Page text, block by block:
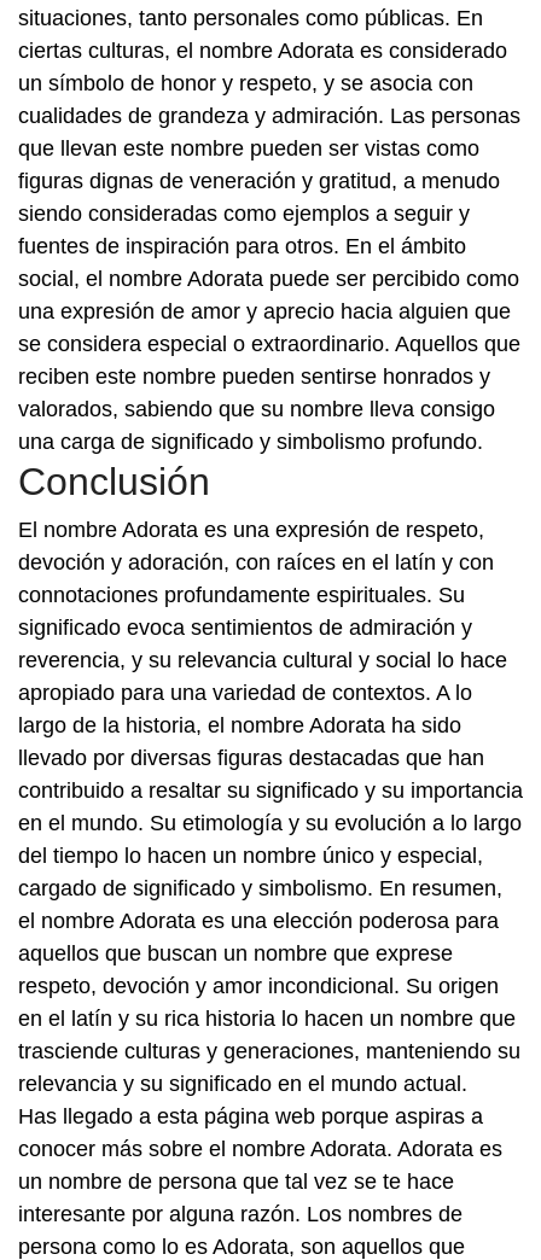
situaciones, tanto personales como públicas. En
ciertas culturas, el nombre Adorata es considerado
un símbolo de honor y respeto, y se asocia con
cualidades de grandeza y admiración. Las personas
que llevan este nombre pueden ser vistas como
figuras dignas de veneración y gratitud, a menudo
siendo consideradas como ejemplos a seguir y
fuentes de inspiración para otros. En el ámbito
social, el nombre Adorata puede ser percibido como
una expresión de amor y aprecio hacia alguien que
se considera especial o extraordinario. Aquellos que
reciben este nombre pueden sentirse honrados y
valorados, sabiendo que su nombre lleva consigo
una carga de significado y simbolismo profundo.
Conclusión
El nombre Adorata es una expresión de respeto,
devoción y adoración, con raíces en el latín y con
connotaciones profundamente espirituales. Su
significado evoca sentimientos de admiración y
reverencia, y su relevancia cultural y social lo hace
apropiado para una variedad de contextos. A lo
largo de la historia, el nombre Adorata ha sido
llevado por diversas figuras destacadas que han
contribuido a resaltar su significado y su importancia
en el mundo. Su etimología y su evolución a lo largo
del tiempo lo hacen un nombre único y especial,
cargado de significado y simbolismo. En resumen,
el nombre Adorata es una elección poderosa para
aquellos que buscan un nombre que exprese
respeto, devoción y amor incondicional. Su origen
en el latín y su rica historia lo hacen un nombre que
trasciende culturas y generaciones, manteniendo su
relevancia y su significado en el mundo actual.
Has llegado a esta página web porque aspiras a
conocer más sobre el nombre Adorata. Adorata es
un nombre de persona que tal vez se te hace
interesante por alguna razón. Los nombres de
persona como lo es Adorata, son aquellos que